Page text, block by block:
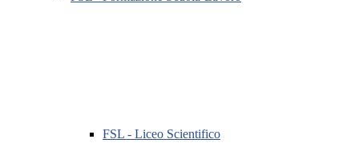
FSL - Liceo Scientifico